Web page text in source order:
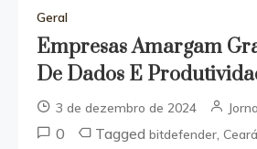
Geral
Empresas Amargam
De Dados E
3 de dezembro de 2024
0 Tagged bitdefender, Ceará